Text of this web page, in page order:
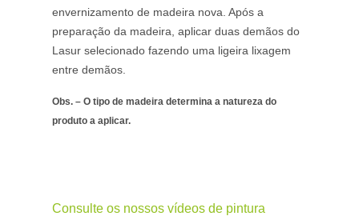
envernizamento de madeira nova. Após a
preparação da madeira, aplicar duas demãos do
Lasur selecionado fazendo uma ligeira lixagem
entre demãos.
Obs. – O tipo de madeira determina a natureza do
produto a aplicar.
Consulte os nossos vídeos de pintura